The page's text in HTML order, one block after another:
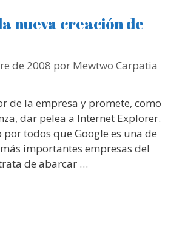
nueva creación de
de 2008 por Mewtwo Carpatia
de la empresa y promete, como
dar pelea a Internet Explorer.
por todos que Google es una de
importantes empresas del
de abarcar …